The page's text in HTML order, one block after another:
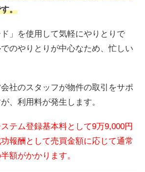
。
ド」を使用して気軽にやりとりで
のやりとりが中心なため、忙しい
社のスタッフが物件の取引をサポ
、利用料が発生します。
テム登録基本料として9万9,000円
報酬として売買金額に応じて通常
額がかかります。